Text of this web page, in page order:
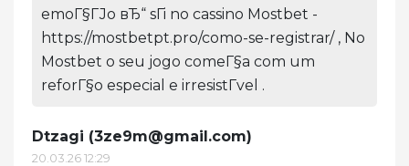
emoГ§ГЈo вЂ“ sГі no cassino Mostbet -
https://mostbetpt.pro/como-se-registrar/ , No
Mostbet o seu jogo comeГ§a com um
reforГ§o especial e irresistГ­vel .
Dtzagi (3ze9m@gmail.com)
20.03.26 12:29